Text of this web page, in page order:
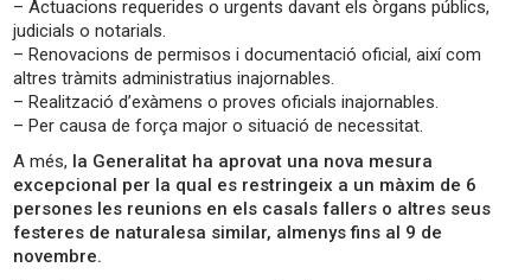
– Actuacions requerides o urgents davant els òrgans públics,
judicials o notarials.
– Renovacions de permisos i documentació oficial, així com
altres tràmits administratius inajornables.
– Realització d’exàmens o proves oficials inajornables.
– Per causa de força major o situació de necessitat.
A més, la Generalitat ha aprovat una nova mesura
excepcional per la qual es restringeix a un màxim de 6
persones les reunions en els casals fallers o altres seus
festeres de naturalesa similar, almenys fins al 9 de
novembre.